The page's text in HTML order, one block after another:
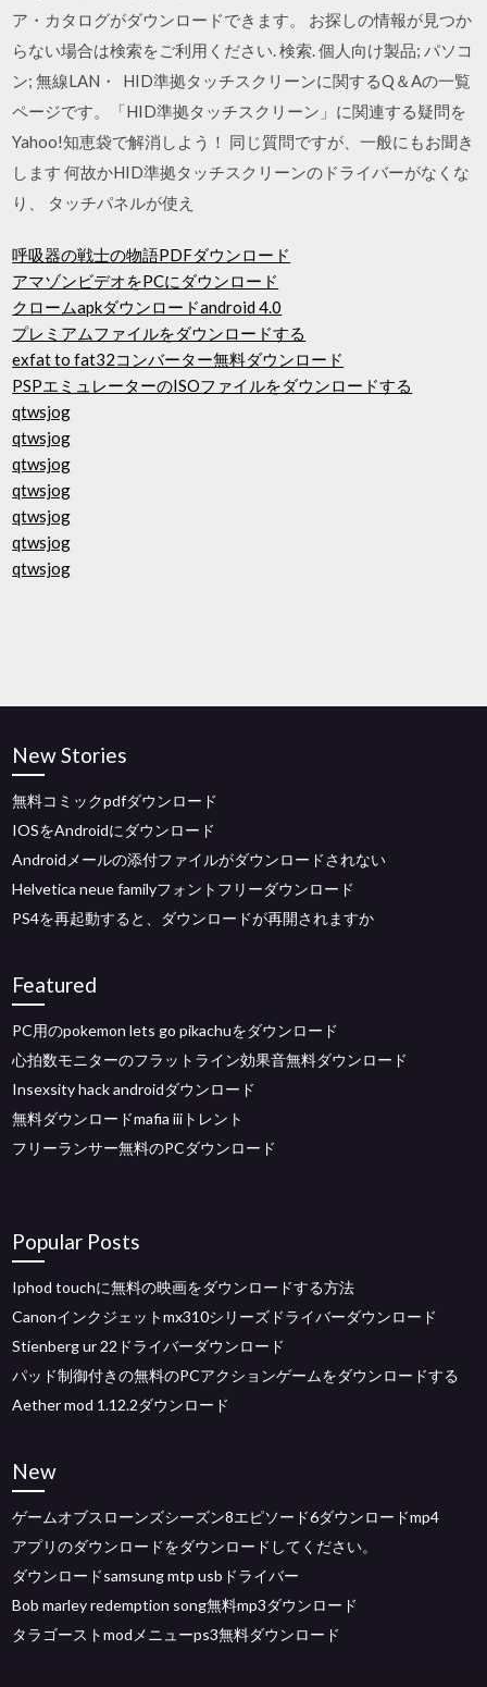
ア・カタログがダウンロードできます。 お探しの情報が見つか
らない場合は検索をご利用ください. 検索. 個人向け製品; パソコ
ン; 無線LAN・ HID準拠タッチスクリーンに関するQ＆Aの一覧
ページです。「HID準拠タッチスクリーン」に関連する疑問を
Yahoo!知恵袋で解消しよう！ 同じ質問ですが、一般にもお聞き
します 何故かHID準拠タッチスクリーンのドライバーがなくな
り、 タッチパネルが使え
呼吸器の戦士の物語PDFダウンロード
アマゾンビデオをPCにダウンロード
クロームapkダウンロードandroid 4.0
プレミアムファイルをダウンロードする
exfat to fat32コンバーター無料ダウンロード
PSPエミュレーターのISOファイルをダウンロードする
qtwsjog
qtwsjog
qtwsjog
qtwsjog
qtwsjog
qtwsjog
qtwsjog
New Stories
無料コミックpdfダウンロード
IOSをAndroidにダウンロード
Androidメールの添付ファイルがダウンロードされない
Helvetica neue familyフォントフリーダウンロード
PS4を再起動すると、ダウンロードが再開されますか
Featured
PC用のpokemon lets go pikachuをダウンロード
心拍数モニターのフラットライン効果音無料ダウンロード
Insexsity hack androidダウンロード
無料ダウンロードmafia iiiトレント
フリーランサー無料のPCダウンロード
Popular Posts
Iphod touchに無料の映画をダウンロードする方法
Canonインクジェットmx310シリーズドライバーダウンロード
Stienberg ur 22ドライバーダウンロード
パッド制御付きの無料のPCアクションゲームをダウンロードする
Aether mod 1.12.2ダウンロード
New
ゲームオブスローンズシーズン8エピソード6ダウンロードmp4
アプリのダウンロードをダウンロードしてください。
ダウンロードsamsung mtp usbドライバー
Bob marley redemption song無料mp3ダウンロード
タラゴーストmodメニューps3無料ダウンロード